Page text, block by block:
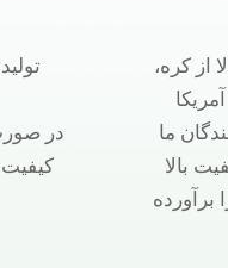
از کره،
ما
بالا
برآورده
در
کیفیت